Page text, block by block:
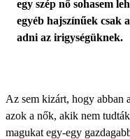
egy szép nő sohasem
egyéb hajszínűek csak
adni az irigységüknek.
Az sem kizárt, hogy abban
azok a nők, akik nem
magukat egy-egy